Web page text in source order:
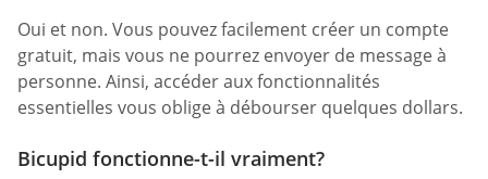
Oui et non. Vous pouvez facilement créer un compte
gratuit, mais vous ne pourrez envoyer de message à
personne. Ainsi, accéder aux fonctionnalités
essentielles vous oblige à débourser quelques dollars.
Bicupid fonctionne-t-il vraiment?